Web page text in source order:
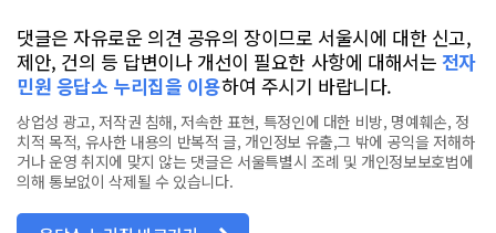
댓글은 자유로운 의견 공유의 장이므로 서울시에 대한 신고,
제안, 건의 등 답변이나 개선이 필요한 사항에 대해서는 전자
민원 응답소 누리집을 이용하여 주시기 바랍니다.
상업성 광고, 저작권 침해, 저속한 표현, 특정인에 대한 비방, 명예훼손, 정
치적 목적, 유사한 내용의 반복적 글, 개인정보 유출,그 밖에 공익을 저해하
거나 운영 취지에 맞지 않는 댓글은 서울특별시 조례 및 개인정보보호법에
의해 통보없이 삭제될 수 있습니다.